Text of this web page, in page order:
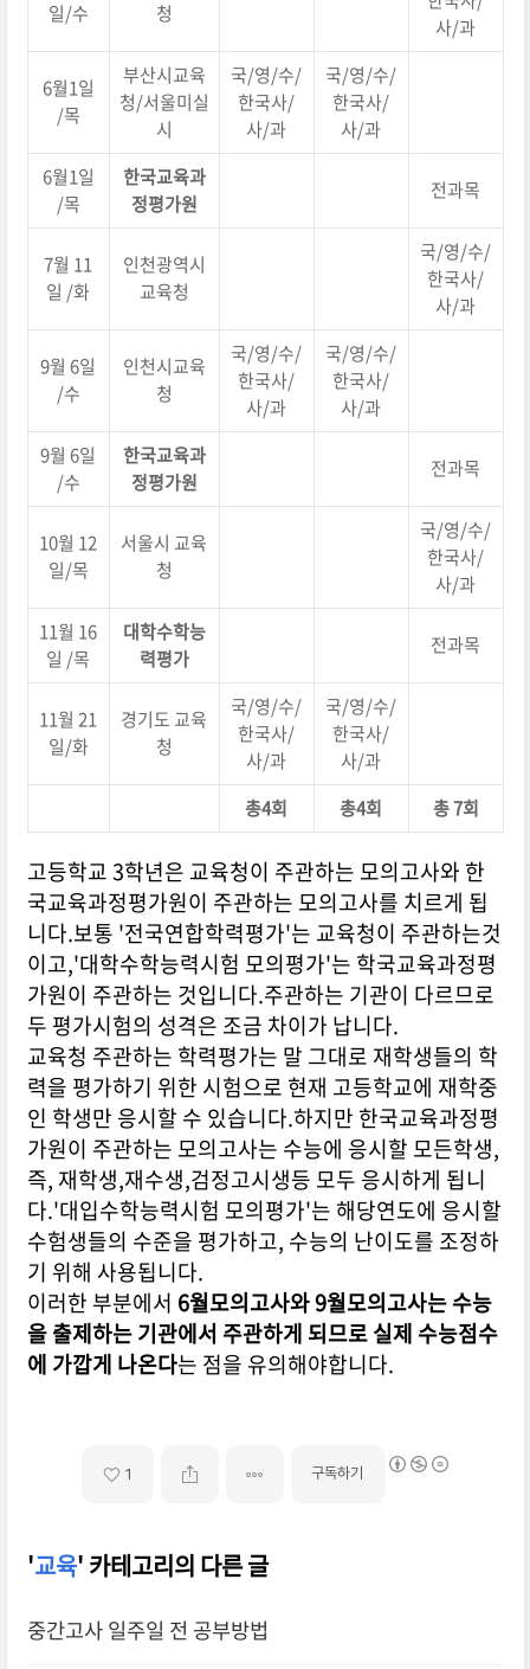
일/수 청
사/과
6월1일
/목
부산시교육
청/서울미실
시
국/영/수/
한국사/
사/과
국/영/수/
한국사/
사/과
6월1일
/목
한국교육과
정평가원
전과목
7월 11
일 /화
인천광역시
교육청
국/영/수/
한국사/
사/과
9월 6일
/수
인천시교육
청
국/영/수/
한국사/
사/과
국/영/수/
한국사/
사/과
9월 6일
/수
한국교육과
정평가원
전과목
10월 12
일/목
서울시 교육
청
국/영/수/
한국사/
사/과
11월 16
일 /목
대학수학능
력평가
전과목
11월 21
일/화
경기도 교육
청
국/영/수/
한국사/
사/과
국/영/수/
한국사/
사/과
총4회
총4회 총 7회
고등학교 3학년은 교육청이 주관하는 모의고사와 한
국교육과정평가원이 주관하는 모의고사를 치르게 됩
니다.보통 '전국연합학력평가'는 교육청이 주관하는것
이고,'대학수학능력시험 모의평가'는 학국교육과정평
가원이 주관하는 것입니다.주관하는 기관이 다르므로
두 평가시험의 성격은 조금 차이가 납니다.
교육청 주관하는 학력평가는 말 그대로 재학생들의 학
력을 평가하기 위한 시험으로 현재 고등학교에 재학중
인 학생만 응시할 수 있습니다.하지만 한국교육과정평
가원이 주관하는 모의고사는 수능에 응시할 모든학생,
즉, 재학생,재수생,검정고시생등 모두 응시하게 됩니
다.'대입수학능력시험 모의평가'는 해당연도에 응시할
수험생들의 수준을 평가하고, 수능의 난이도를 조정하
기 위해 사용됩니다.
이러한 부분에서 6월모의고사와 9월모의고사는 수능
을 출제하는 기관에서 주관하게 되므로 실제 수능점수
에 가깝게 나온다는 점을 유의해야합니다.
1 구독하기
'교육' 카테고리의 다른 글
중간고사 일주일 전 공부방법